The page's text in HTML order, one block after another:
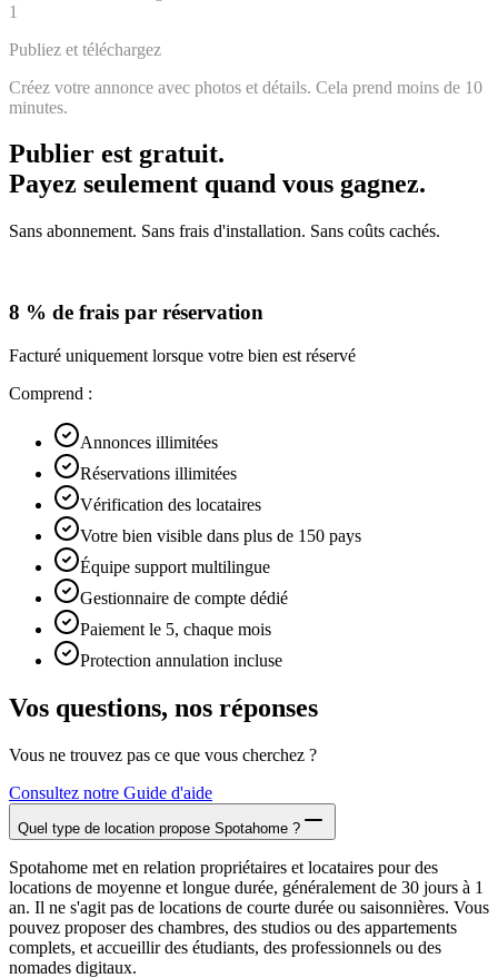
1
Publiez et téléchargez
Créez votre annonce avec photos et détails. Cela prend moins de 10
minutes.
Publier est gratuit.
Payez seulement quand vous gagnez.
Sans abonnement. Sans frais d'installation. Sans coûts cachés.
8 % de frais par réservation
Facturé uniquement lorsque votre bien est réservé
Comprend :
Annonces illimitées
Réservations illimitées
Vérification des locataires
Votre bien visible dans plus de 150 pays
Équipe support multilingue
Gestionnaire de compte dédié
Paiement le 5, chaque mois
Protection annulation incluse
Vos questions, nos réponses
Vous ne trouvez pas ce que vous cherchez ?
Consultez notre Guide d'aide
Quel type de location propose Spotahome ?
Spotahome met en relation propriétaires et locataires pour des
locations de moyenne et longue durée, généralement de 30 jours à 1
an. Il ne s'agit pas de locations de courte durée ou saisonnières. Vous
pouvez proposer des chambres, des studios ou des appartements
complets, et accueillir des étudiants, des professionnels ou des
nomades digitaux.